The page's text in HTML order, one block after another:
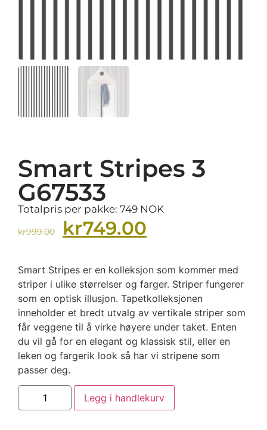
Smart Stripes 3
G67533
Totalpris per pakke: 749 NOK
kr999.00 kr749.00
Smart Stripes er en kolleksjon som kommer med
striper i ulike størrelser og farger. Striper fungerer
som en optisk illusjon. Tapetkolleksjonen
inneholder et bredt utvalg av vertikale striper som
får veggene til å virke høyere under taket. Enten
du vil gå for en elegant og klassisk stil, eller en
leken og fargerik look så har vi stripene som
passer deg.
Legg i handlekurv